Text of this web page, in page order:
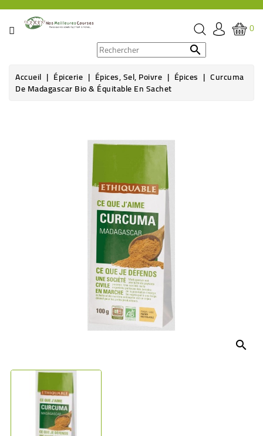
CATÉGORIE
ÉPICERIE
0

Accueil Épicerie Épices, Sel, Poivre Épices Curcuma
De Madagascar Bio & Équitable En Sachet
search